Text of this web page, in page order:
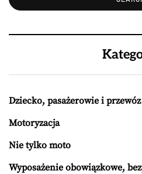
Dziecko, pasażerowie i
Motoryzacja
Nie tylko moto
Wyposażenie obowiązkowe,